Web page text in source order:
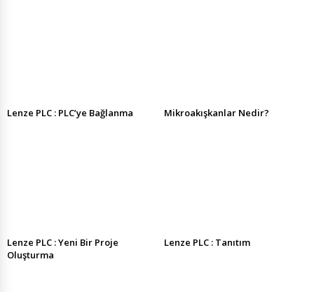
Lenze PLC : PLC’ye Bağlanma Mikroakışkanlar Nedir?
Lenze PLC : Yeni Bir Proje
Oluşturma
Lenze PLC : Tanıtım